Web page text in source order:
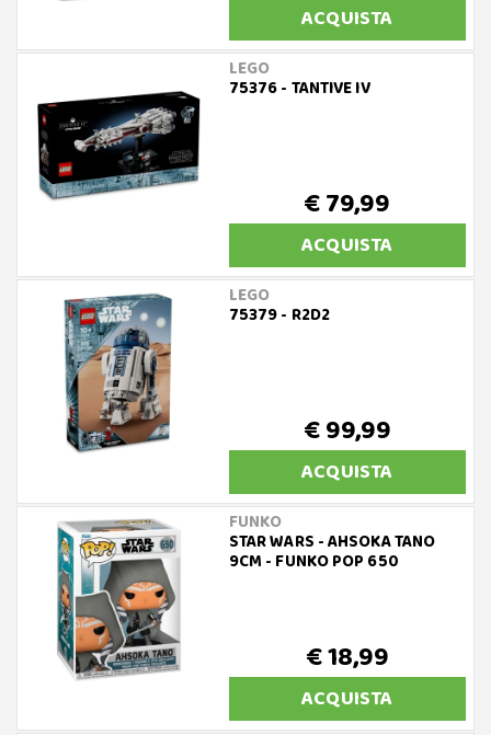
ACQUISTA
LEGO
75376 - TANTIVE IV
€ 79,99
ACQUISTA
LEGO
75379 - R2D2
€ 99,99
ACQUISTA
FUNKO
STAR WARS - AHSOKA TANO
9CM - FUNKO POP 650
€ 18,99
ACQUISTA